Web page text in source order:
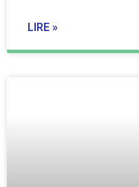
LIRE »